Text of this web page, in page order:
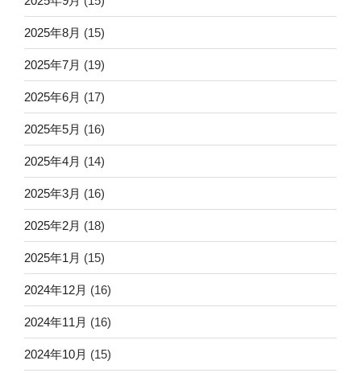
2025年8月 (15)
2025年7月 (19)
2025年6月 (17)
2025年5月 (16)
2025年4月 (14)
2025年3月 (16)
2025年2月 (18)
2025年1月 (15)
2024年12月 (16)
2024年11月 (16)
2024年10月 (15)